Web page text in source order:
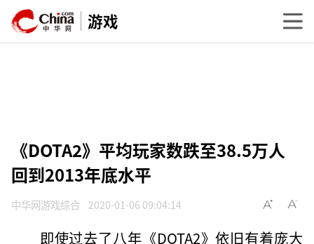
游戏
《DOTA2》平均玩家数跌至38.5万人
回到2013年底水平
中华网游戏综合 2020-01-06 09:04:14
即使过去了八年《DOTA2》依旧有着庞大